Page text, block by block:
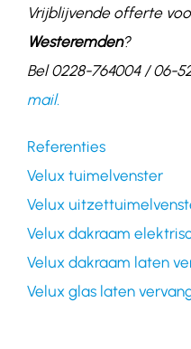
Vrijblijvende offerte
Westeremden?
Bel 0228-764004 / 06-
mail.
Referenties
Velux tuimelvenster
Velux
Velux dakraam
Velux dakraam laten
Velux glas laten